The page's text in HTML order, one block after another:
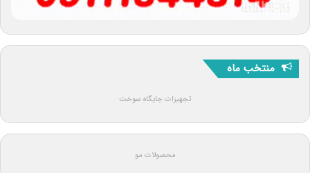
منتخب ماه
تجهیزات جایگاه سوخت
محصولات مو